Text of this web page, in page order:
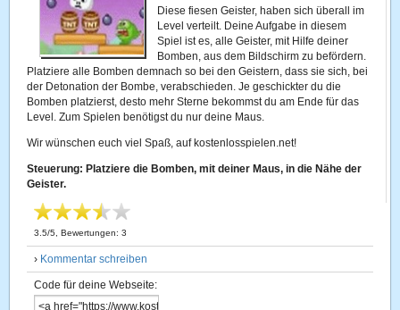
Diese fiesen Geister, haben sich überall im
Level verteilt. Deine Aufgabe in diesem
Spiel ist es, alle Geister, mit Hilfe deiner
Bomben, aus dem Bildschirm zu befördern.
Platziere alle Bomben demnach so bei den Geistern, dass sie sich, bei
der Detonation der Bombe, verabschieden. Je geschickter du die
Bomben platzierst, desto mehr Sterne bekommst du am Ende für das
Level. Zum Spielen benötigst du nur deine Maus.
Wir wünschen euch viel Spaß, auf kostenlosspielen.net!
Steuerung: Platziere die Bomben, mit deiner Maus, in die Nähe der
Geister.
3.5/5 , Bewertungen:3
› Kommentar schreiben
Code für deine Webseite: